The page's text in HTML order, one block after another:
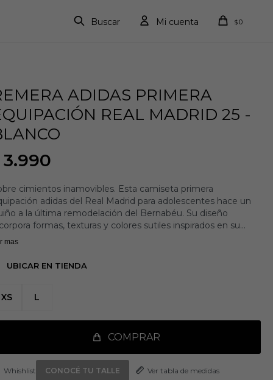
$0
ADIDAS PRIMERA
REAL MADRID 25 -
3.990
cimientos inamovibles. Esta camiseta primera
adidas del Real Madrid para adolescentes hace un
a la última remodelación del Bernabéu. Su diseño
formas, texturas y colores sutiles inspirados en su
historia. Está diseñada para que la luzcas en el legendario
la piel seca para garantizar la comodidad, y el escudo
redondo
% poliéster (reciclado)
del Real Madrid bordado
mas
UBICAR EN TIENDA
XS L
COMPRAR
CONOCÉ TU TALLE Ver tabla de medidas